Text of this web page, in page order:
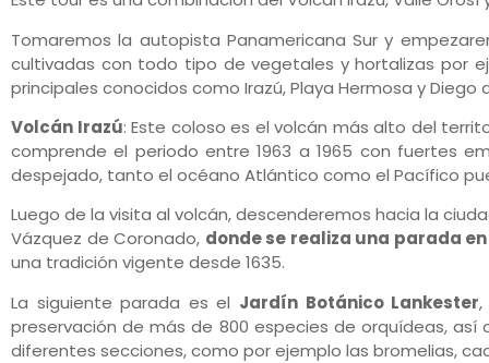
Tomaremos la autopista Panamericana Sur y
cultivadas con todo tipo de vegetales y hortalizas por
principales conocidos como Irazú, Playa Hermosa y Diego
Volcán Irazú: Este coloso es el volcán más alto del
comprende el periodo entre 1963 a 1965 con fuertes
despejado, tanto el océano Atlántico como el Pacífico
Luego de la visita al volcán, descenderemos hacia la
Vázquez de Coronado, donde se realiza una parada
una tradición vigente desde 1635.
La siguiente parada es el Jardín Botánico Lankester,
preservación de más de 800 especies de orquídeas,
diferentes secciones, como por ejemplo las bromelias,